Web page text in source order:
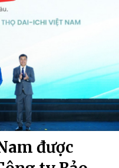
được